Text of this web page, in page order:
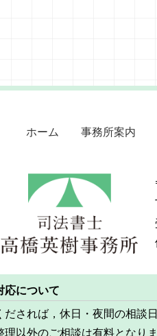
ホーム 事務所案内
応について
だされば，休日・夜間の相談
理以外のご相談は有料となりま